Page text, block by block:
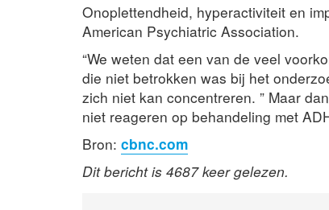
Onoplettendheid, hyperactiviteit en
American Psychiatric Association.
“We weten dat een van de veel
die niet betrokken was bij het
zich niet kan concentreren. ” Maar
niet reageren op behandeling met
Bron: cbnc.com
Dit bericht is 4687 keer gelezen.